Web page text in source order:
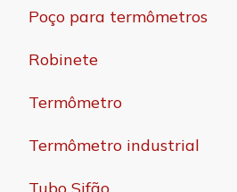
Poço para termômetros
Robinete
Termômetro
Termômetro industrial